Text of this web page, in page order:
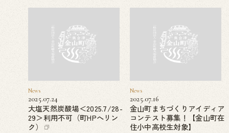
News
2025.07.24
大塩天然炭酸場＜2025.7/28-
29＞利用不可（町HPへリン
ク）
News
2025.07.16
金山町まちづくりアイディア
コンテスト募集！【金山町在
住小中高校生対象】